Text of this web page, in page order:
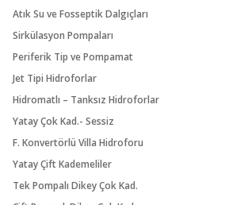
Atık Su ve Fosseptik Dalgıçları
Sirkülasyon Pompaları
Periferik Tip ve Pompamat
Jet Tipi Hidroforlar
Hidromatlı – Tanksız Hidroforlar
Yatay Çok Kad.- Sessiz
F. Konvertörlü Villa Hidroforu
Yatay Çift Kademeliler
Tek Pompalı Dikey Çok Kad.